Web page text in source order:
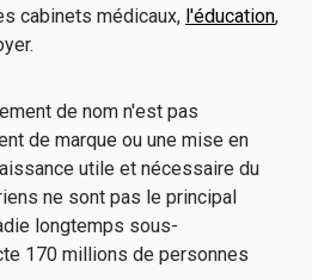
cabinets médicaux, l'éducation,
de nom n'est pas
de marque ou une mise en
utile et nécessaire du
ne sont pas le principal
longtemps sous-
170 millions de personnes